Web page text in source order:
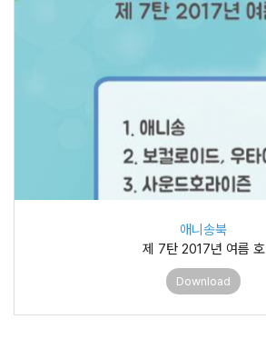
애니송북
제 7탄 2017년 여름 호
Download